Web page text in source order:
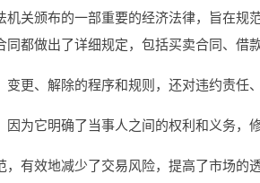
关颁布的一部重要的经济法律，旨在规
都做出了详细规定，包括买卖合同、借
更、解除的程序和规则，还对违约责任
为它明确了当事人之间的权利和义务，
有效地减少了交易风险，提高了市场的